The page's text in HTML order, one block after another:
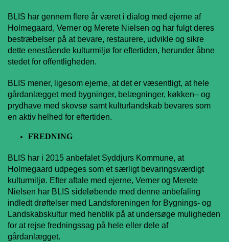
BLIS har gennem flere år været i dialog med ejerne af
Holmegaard, Verner og Merete Nielsen og har fulgt deres
bestræbelser på at bevare, restaurere, udvikle og sikre
dette enestående kulturmiljø for eftertiden, herunder åbne
stedet for offentligheden.
BLIS mener, ligesom ejerne, at det er væsentligt, at hele
gårdanlægget med bygninger, belægninger, køkken– og
prydhave med skovsø samt kulturlandskab bevares som
en aktiv helhed for eftertiden.
FREDNING
BLIS har i 2015 anbefalet Syddjurs Kommune, at
Holmegaard udpeges som et særligt bevaringsværdigt
kulturmiljø. Efter aftale med ejerne, Verner og Merete
Nielsen har BLIS sideløbende med denne anbefaling
indledt drøftelser med Landsforeningen for Bygnings- og
Landskabskultur med henblik på at undersøge muligheden
for at rejse fredningssag på hele eller dele af
gårdanlægget.